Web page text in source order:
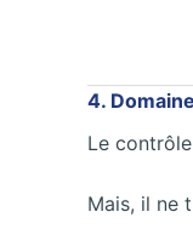
4.
Le
Mais, il ne